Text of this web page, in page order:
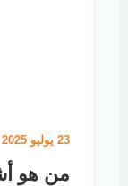
23 يوليو 2025
من هو